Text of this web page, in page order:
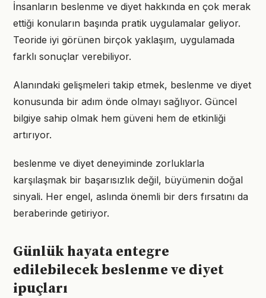
İnsanların beslenme ve diyet hakkında en çok merak
ettiği konuların başında pratik uygulamalar geliyor.
Teoride iyi görünen birçok yaklaşım, uygulamada
farklı sonuçlar verebiliyor.
Alanındaki gelişmeleri takip etmek, beslenme ve diyet
konusunda bir adım önde olmayı sağlıyor. Güncel
bilgiye sahip olmak hem güveni hem de etkinliği
artırıyor.
beslenme ve diyet deneyiminde zorluklarla
karşılaşmak bir başarısızlık değil, büyümenin doğal
sinyali. Her engel, aslında önemli bir ders fırsatını da
beraberinde getiriyor.
Günlük hayata entegre
edilebilecek beslenme ve diyet
ipuçları